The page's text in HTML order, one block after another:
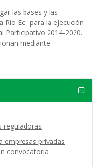
las bases y las
Río Eo para la ejecución
Participativo 2014-2020.
mediante
reguladoras
empresas privadas
convocatoria